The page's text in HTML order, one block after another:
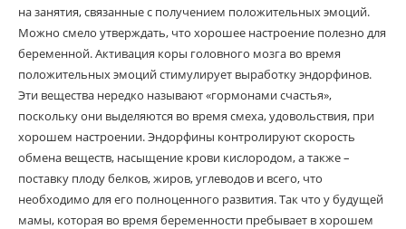
на занятия, связанные с получением положительных эмоций.
Можно смело утверждать, что хорошее настроение полезно для
беременной. Активация коры головного мозга во время
положительных эмоций стимулирует выработку эндорфинов.
Эти вещества нередко называют «гормонами счастья»,
поскольку они выделяются во время смеха, удовольствия, при
хорошем настроении. Эндорфины контролируют скорость
обмена веществ, насыщение крови кислородом, а также –
поставку плоду белков, жиров, углеводов и всего, что
необходимо для его полноценного развития. Так что у будущей
мамы, которая во время беременности пребывает в хорошем